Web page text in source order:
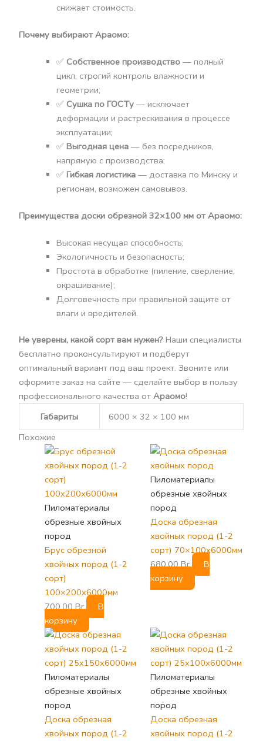
снижает стоимость.
Почему выбирают Араомо:
✅ Собственное производство — полный
цикл, строгий контроль влажности и
геометрии;
✅ Сушка по ГОСТу — исключает
деформации и растрескивания в процессе
эксплуатации;
✅ Выгодная цена — без посредников,
напрямую с производства;
✅ Гибкая логистика — доставка по Минску и
регионам, возможен самовывоз.
Преимущества доски обрезной 32×100 мм от Араомо:
Высокая несущая способность;
Экологичность и безопасность;
Простота в обработке (пиление, сверление,
окрашивание);
Долговечность при правильной защите от
влаги и вредителей.
Не уверены, какой сорт вам нужен? Наши специалисты
бесплатно проконсультируют и подберут
оптимальный вариант под ваш проект. Звоните или
оформите заказ на сайте — сделайте выбор в пользу
профессионального качества отАраомо!
Габариты
6000 × 32 × 100 мм
Похожие
Пиломатериалы
обрезные хвойных
пород
Брус обрезной
хвойных пород (1-2
сорт)
100×200х6000мм
700,00Br
В
корзину
Пиломатериалы
обрезные хвойных
пород
Доска обрезная
хвойных пород (1-2
сорт) 70×100х6000мм
680,00Br
В
корзину
Пиломатериалы
обрезные хвойных
пород
Доска обрезная
хвойных пород (1-2
Пиломатериалы
обрезные хвойных
пород
Доска обрезная
хвойных пород (1-2